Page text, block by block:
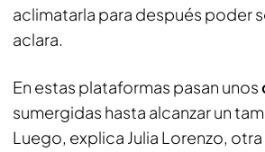
aclimatarla para después poder
aclara.
En estas plataformas pasan unos
sumergidas hasta alcanzar un
Luego, explica Julia Lorenzo,